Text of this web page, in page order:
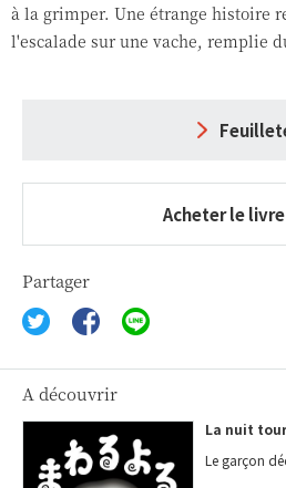
à la grimper. Une étrange histoire
l'escalade sur une vache, remplie
Acheter le
Partager
A découvrir
La nuit
Le garçon